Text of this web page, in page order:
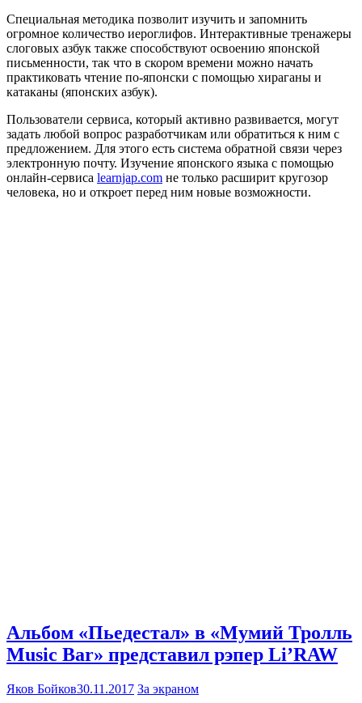
Специальная методика позволит изучить и запомнить
огромное количество иероглифов. Интерактивные тренажеры
слоговых азбук также способствуют освоению японской
письменности, так что в скором времени можно начать
практиковать чтение по-японски с помощью хираганы и
катаканы (японских азбук).
Пользователи сервиса, который активно развивается, могут
задать любой вопрос разработчикам или обратиться к ним с
предложением. Для этого есть система обратной связи через
электронную почту. Изучение японского языка с помощью
онлайн-сервиса learnjap.com не только расширит кругозор
человека, но и откроет перед ним новые возможности.
Альбом «Пьедестал» в «Мумий Тролль
Music Bar» представил рэпер Li’RAW
Яков Бойков30.11.2017 За экраном